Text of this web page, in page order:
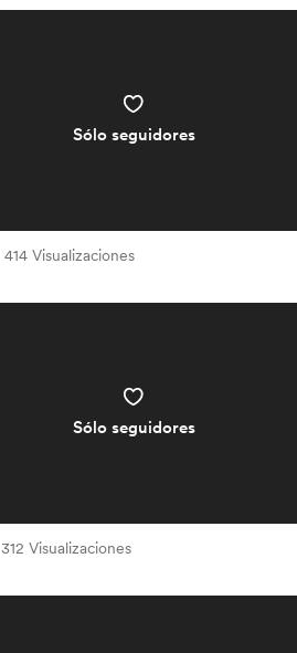
Sólo seguidores
414 Visualizaciones
Sólo seguidores
312 Visualizaciones